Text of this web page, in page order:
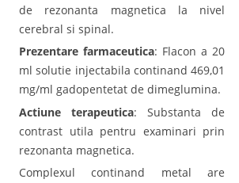
de rezonanta magnetica la nivel
cerebral si spinal.
Prezentare farmaceutica: Flacon a 20
ml solutie injectabila continand 469,01
mg/ml gadopentetat de dimeglumina.
Actiune terapeutica: Substanta de
contrast utila pentru examinari prin
rezonanta magnetica.
Complexul continand metal are